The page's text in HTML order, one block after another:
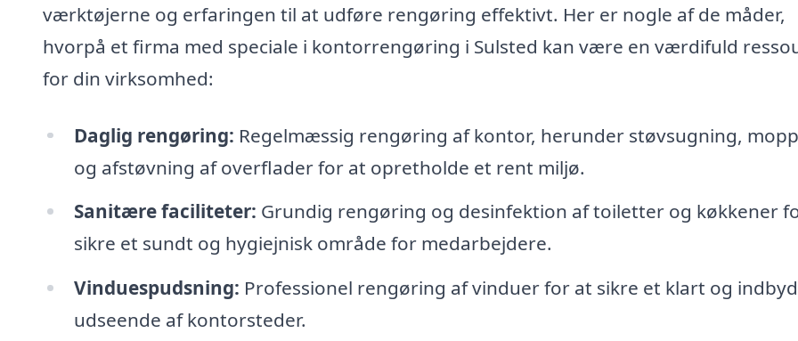
værktøjerne og erfaringen til at udføre rengøring effektivt. Her er nogle af de måder,
hvorpå et firma med speciale i kontorrengøring i Sulsted kan være en værdifuld
for din virksomhed:
Daglig rengøring: Regelmæssig rengøring af kontor, herunder støvsugning,
og afstøvning af overflader for at opretholde et rent miljø.
Sanitære faciliteter: Grundig rengøring og desinfektion af toiletter og køkkener
sikre et sundt og hygiejnisk område for medarbejdere.
Vinduespudsning: Professionel rengøring af vinduer for at sikre et klart og
udseende af kontorsteder.